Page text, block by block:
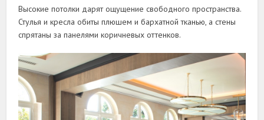
Высокие потолки дарят ощущение свободного пространства.
Стулья и кресла обиты плюшем и бархатной тканью, а стены
спрятаны за панелями коричневых оттенков.